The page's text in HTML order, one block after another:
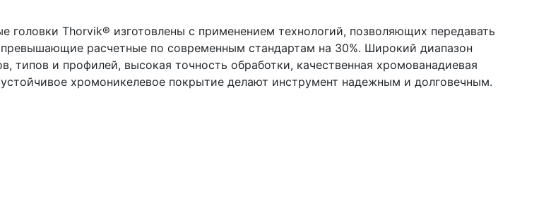
головки Thorvik® изготовлены с применением технологий, позволяющих передавать
расчетные по современным стандартам на 30%. Широкий диапазон
типов и профилей, высокая точность обработки, качественная хромованадиевая
хромоникелевое покрытие делают инструмент надежным и долговечным.